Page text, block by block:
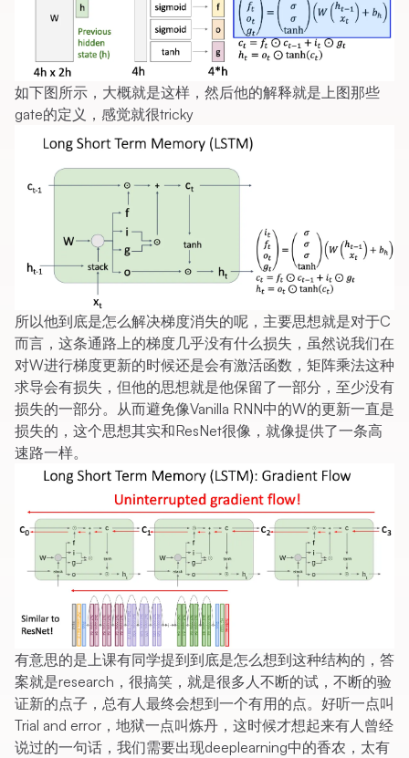
如下图所示，大概就是这样，然后他的解释就是上图那些
gate的定义，感觉就很tricky
所以他到底是怎么解决梯度消失的呢，主要思想就是对于C
而言，这条通路上的梯度几乎没有什么损失，虽然说我们在
对W进行梯度更新的时候还是会有激活函数，矩阵乘法这种
求导会有损失，但他的思想就是他保留了一部分，至少没有
损失的一部分。从而避免像Vanilla RNN中的W的更新一直是
损失的，这个思想其实和ResNet很像，就像提供了一条高
速路一样。
有意思的是上课有同学提到到底是怎么想到这种结构的，答
案就是research，很搞笑，就是很多人不断的试，不断的验
证新的点子，总有人最终会想到一个有用的点。好听一点叫
Trial and error，地狱一点叫炼丹，这时候才想起来有人曾经
说过的一句话，我们需要出现deeplearning中的香农，太有